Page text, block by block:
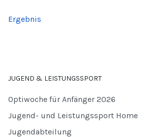
Ergebnis
JUGEND & LEISTUNGSSPORT
Optiwoche für Anfänger 2026
Jugend- und Leistungssport Home
Jugendabteilung